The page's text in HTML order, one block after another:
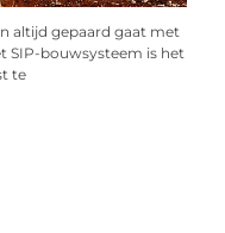
altijd gepaard gaat met
SIP-bouwsysteem is het
te